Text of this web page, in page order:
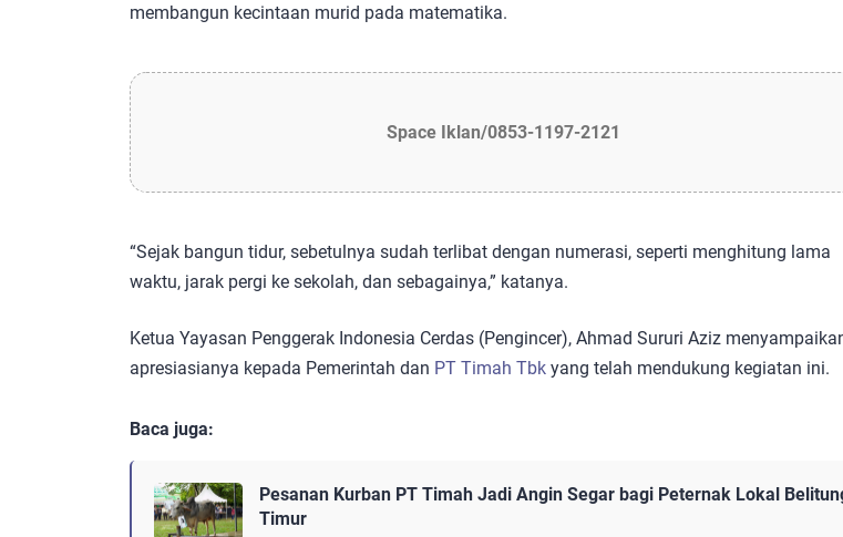
membangun kecintaan murid pada matematika.
Space Iklan/0853-1197-2121
“Sejak bangun tidur, sebetulnya sudah terlibat dengan numerasi, seperti menghitung lama
waktu, jarak pergi ke sekolah, dan sebagainya,” katanya.
Ketua Yayasan Penggerak Indonesia Cerdas (Pengincer), Ahmad Sururi Aziz
apresiasianya kepada Pemerintah dan PT Timah Tbk yang telah mendukung kegiatan ini.
Baca juga:
Pesanan Kurban PT Timah Jadi Angin Segar bagi Peternak Lokal
Timur